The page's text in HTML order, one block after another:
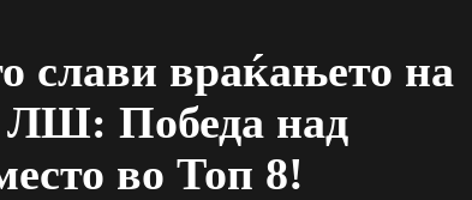
слави враќањето на
ЛШ: Победа над
во Топ 8!